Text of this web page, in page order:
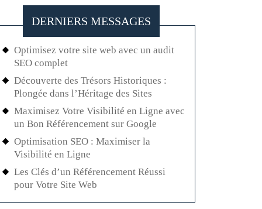
DERNIERS MESSAGES
Optimisez votre site web avec un audit
SEO complet
Découverte des Trésors Historiques :
Plongée dans l’Héritage des Sites
Maximisez Votre Visibilité en Ligne avec
un Bon Référencement sur Google
Optimisation SEO : Maximiser la
Visibilité en Ligne
Les Clés d’un Référencement Réussi
pour Votre Site Web